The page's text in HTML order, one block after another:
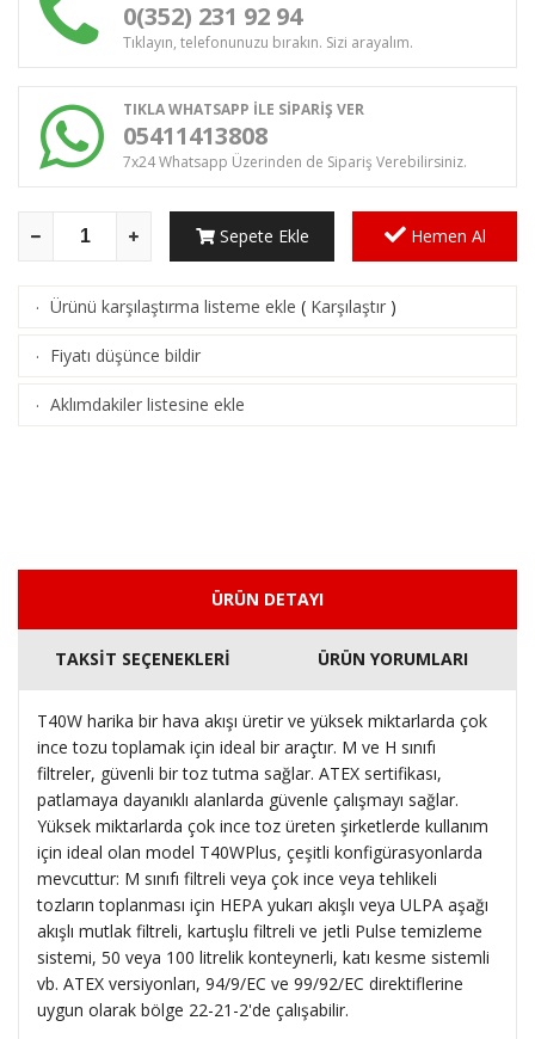
0(352) 231 92 94
Tıklayın, telefonunuzu bırakın. Sizi arayalım.
TIKLA WHATSAPP İLE SİPARİŞ VER
05411413808
7x24 Whatsapp Üzerinden de Sipariş Verebilirsiniz.
Sepete Ekle Hemen Al
· Ürünü karşılaştırma listeme ekle ( Karşılaştır )
· Fiyatı düşünce bildir
· Aklımdakiler listesine ekle
ÜRÜN DETAYI
TAKSİT SEÇENEKLERİ ÜRÜN YORUMLARI
T40W harika bir hava akışı üretir ve yüksek miktarlarda çok
ince tozu toplamak için ideal bir araçtır. M ve H sınıfı
filtreler, güvenli bir toz tutma sağlar. ATEX sertifikası,
patlamaya dayanıklı alanlarda güvenle çalışmayı sağlar.
Yüksek miktarlarda çok ince toz üreten şirketlerde kullanım
için ideal olan model T40WPlus, çeşitli konfigürasyonlarda
mevcuttur: M sınıfı filtreli veya çok ince veya tehlikeli
tozların toplanması için HEPA yukarı akışlı veya ULPA aşağı
akışlı mutlak filtreli, kartuşlu filtreli ve jetli Pulse temizleme
sistemi, 50 veya 100 litrelik konteynerli, katı kesme sistemli
vb. ATEX versiyonları, 94/9/EC ve 99/92/EC direktiflerine
uygun olarak bölge 22-21-2'de çalışabilir.